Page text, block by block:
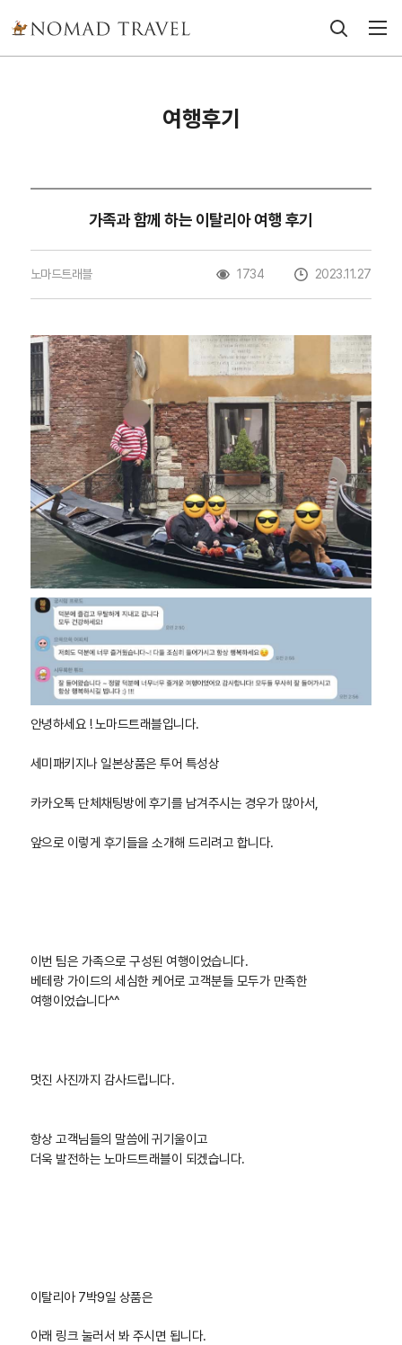
여행후기
가족과 함께 하는 이탈리아 여행 후기
노마드트래블 1734 2023.11.27
안녕하세요 ! 노마드트래블입니다.
세미패키지나 일본상품은 투어 특성상
카카오톡 단체채팅방에 후기를 남겨주시는 경우가 많아서,
앞으로 이렇게 후기들을 소개해 드리려고 합니다.
이번 팀은 가족으로 구성된 여행이었습니다.
베테랑 가이드의 세심한 케어로 고객분들 모두가 만족한
여행이었습니다^^
멋진 사진까지 감사드립니다.
항상 고객님들의 말씀에 귀기울이고
더욱 발전하는 노마드트래블이 되겠습니다.
이탈리아 7박9일 상품은
아래 링크 눌러서 봐 주시면 됩니다.​